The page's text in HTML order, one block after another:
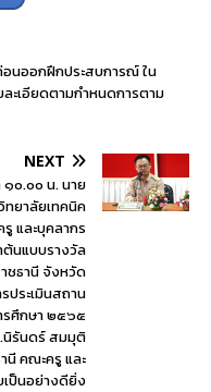
นออกฝึกประสบการณ์ ใน
ะเอียดตามกำหนดการตาม
NEXT
๐.๐๐ น. นาย
ยาลัยเทคนิค
และบุคลากร
ต้นแบบรางวัล
ชธานี จังหวัด
ประเมินสถาน
รศึกษา ๒๕๖๕
นิรันดร์ สมมุติ
นี คณะครู และ
เป็นอย่างดียิ่ง